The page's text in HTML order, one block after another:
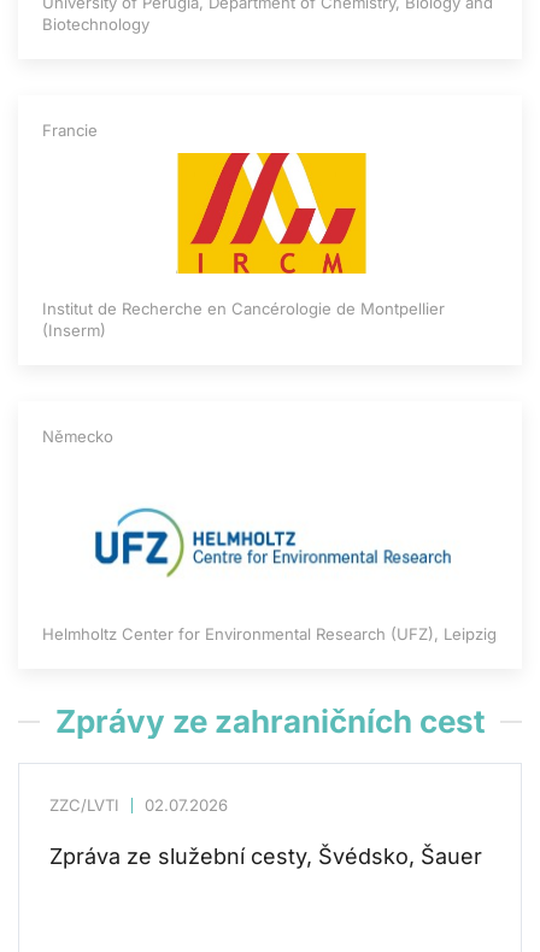
Biotechnology
Francie
Institut de Recherche en Cancérologie de Montpellier
(Inserm)
Německo
Helmholtz Center for Environmental Research (UFZ), Leipzig
Zprávy ze zahraničních cest
ZZC/LVTI 02.07.2026
Zpráva ze služební cesty, Švédsko, Šauer